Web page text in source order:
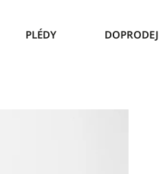
PLÉDY DOPRODEJ